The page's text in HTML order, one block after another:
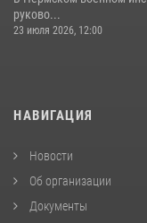
руково...
23 июля 2026, 12:00
НАВИГАЦИЯ
Новости
Об организации
Документы